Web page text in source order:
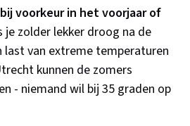
voorkeur in het voorjaar of
je zolder lekker droog na de
last van extreme temperaturen
kunnen de zomers
- niemand wil bij 35 graden op